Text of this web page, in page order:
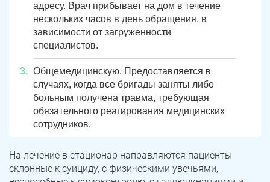
адресу. Врач прибывает на дом в течение
нескольких часов в день обращения, в
зависимости от загруженности
специалистов.
Общемедицинскую. Предоставляется в
случаях, когда все бригады заняты либо
больным получена травма, требующая
обязательного реагирования медицинских
сотрудников.
На лечение в стационар направляются пациенты
склонные к суициду, с физическими увечьями,